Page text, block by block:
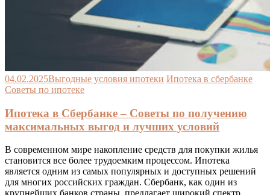
04.02.2025Выгодные условия ипотеки Ипотека в сбербанке
Советы по ипотеке
Ипотека в Сбербанке – Советы по получению
максимальных выгод и лучших условий
В современном мире накопление средств для покупки жилья
становится все более трудоемким процессом. Ипотека
является одним из самых популярных и доступных решений
для многих российских граждан. Сбербанк, как один из